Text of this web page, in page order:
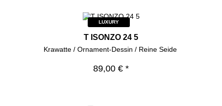
LUXURY
T ISONZO 24 5
Krawatte / Ornament-Dessin / Reine Seide
89,00 € *